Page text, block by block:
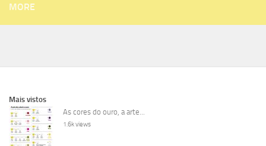
MORE
Mais vistos
As cores do ouro, a arte...
1.6k views